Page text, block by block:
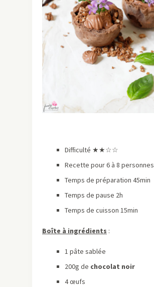
Difficulté ★★☆☆
Recette pour 6 à 8 personnes
Temps de préparation 45min
Temps de pause 2h
Temps de cuisson 15min
Boîte à ingrédients :
1 pâte sablée
200g de chocolat noir
4 œufs